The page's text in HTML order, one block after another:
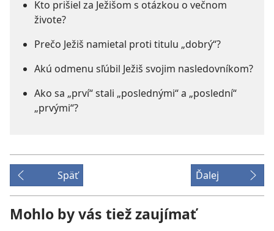
Kto prišiel za Ježišom s otázkou o večnom
živote?
Prečo Ježiš namietal proti titulu „dobrý“?
Akú odmenu sľúbil Ježiš svojim nasledovníkom?
Ako sa „prví“ stali „poslednými“ a „poslední“
„prvými“?
Späť Ďalej
Mohlo by vás tiež zaujímať